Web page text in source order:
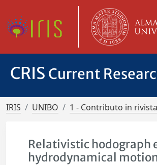
CRIS Current
IRIS UNIBO 1 - Contributo in rivista
Relativistic
hydrodynamical